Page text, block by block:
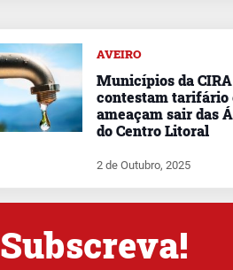
AVEIRO
Municípios da CIRA
contestam tarifário
ameaçam sair das
do Centro Litoral
2 de Outubro, 2025
Subscreva!